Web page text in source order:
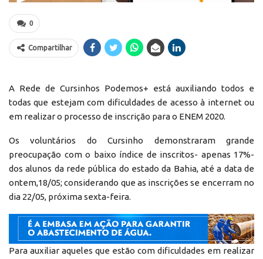
0
Compartilhar
A Rede de Cursinhos Podemos+ está auxiliando todos e
todas que estejam com dificuldades de acesso à internet ou
em realizar o processo de inscrição para o ENEM 2020.
Os voluntários do Cursinho demonstraram grande
preocupação com o baixo índice de inscritos- apenas 17%-
dos alunos da rede pública do estado da Bahia, até a data de
ontem,18/05; considerando que as inscrições se encerram no
dia 22/05, próxima sexta-feira.
Para auxiliar aqueles que estão com dificuldades em realizar